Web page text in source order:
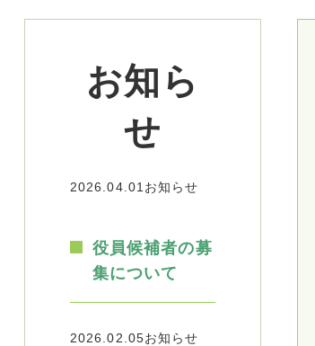
お知ら
せ
2026.04.01 お知らせ
役員候補者の募
集について
2026.02.05お知らせ